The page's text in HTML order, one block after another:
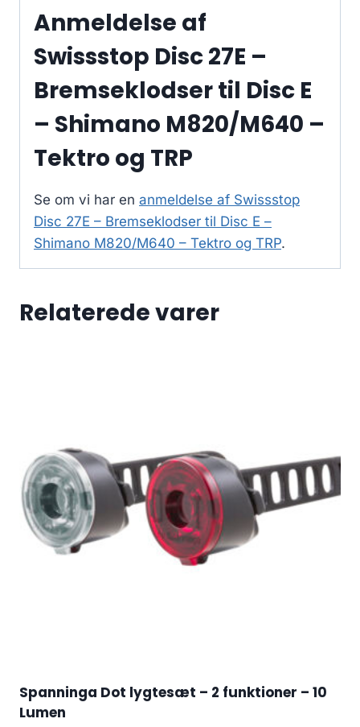
Anmeldelse af
Swissstop Disc 27E –
Bremseklodser til Disc E
– Shimano M820/M640 –
Tektro og TRP
Se om vi har en anmeldelse af Swissstop
Disc 27E – Bremseklodser til Disc E –
Shimano M820/M640 – Tektro og TRP.
Relaterede varer
Spanninga Dot lygtesæt – 2 funktioner – 10
Lumen